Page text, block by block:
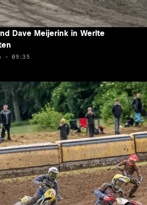
Dave Meijerink in Werlte
- 09:35